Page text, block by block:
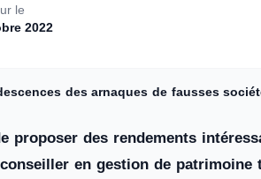
le
2022
des arnaques de fausses
proposer des rendements
en gestion de